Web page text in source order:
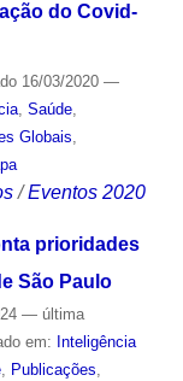
do Covid-
16/03/2020 —
, Saúde,
Globais,
/Eventos 2020
prioridades
São Paulo
— última
em: Inteligência
, Publicações